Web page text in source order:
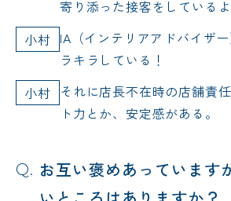
寄り添った接客をしているよ
小村 IA（インテリアアドバイザ
ラキラしている！
小村
それに店長不在時の店舗責
ト力とか、安定感がある。
お互い褒めあっています